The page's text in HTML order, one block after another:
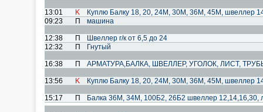
13:01 K
Куплю Балку 18, 20, 24М, 30М, 36М, 45М, швеллер
09:23
П машина
12:38 П
Швеллер г/к от 6,5 до 24
12:32
П Гнутый
16:38 П АРМАТУРА,БАЛКА, ШВЕЛЛЕР, УГОЛОК, ЛИСТ,
13:56 K Куплю Балку 18, 20, 24М, 30М, 36М, 45М, швеллер
15:17 П Балка 36М, 34М, 100Б2, 26Б2 швеллер 12,14,16,30,